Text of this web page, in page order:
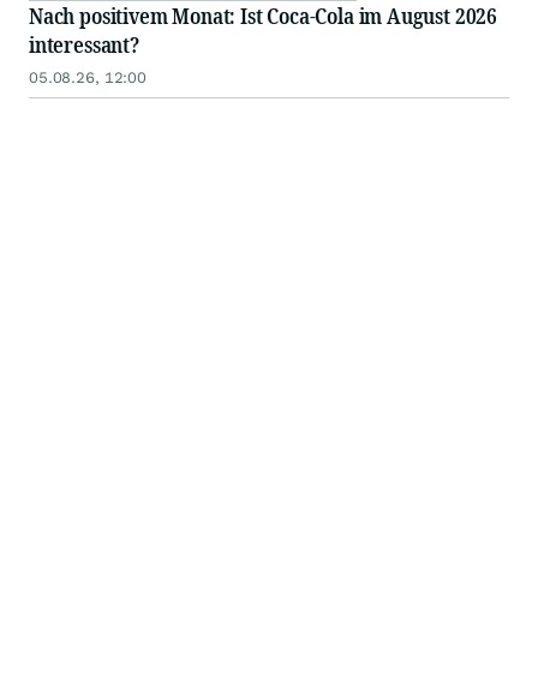
Nach positivem Monat: Ist Coca-Cola im August 2026
interessant?
05.08.26, 12:00